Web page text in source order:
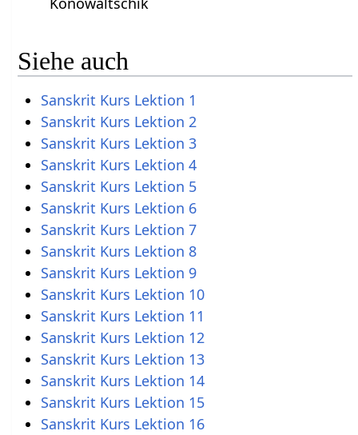
Siehe auch
Sanskrit Kurs Lektion 1
Sanskrit Kurs Lektion 2
Sanskrit Kurs Lektion 3
Sanskrit Kurs Lektion 4
Sanskrit Kurs Lektion 5
Sanskrit Kurs Lektion 6
Sanskrit Kurs Lektion 7
Sanskrit Kurs Lektion 8
Sanskrit Kurs Lektion 9
Sanskrit Kurs Lektion 10
Sanskrit Kurs Lektion 11
Sanskrit Kurs Lektion 12
Sanskrit Kurs Lektion 13
Sanskrit Kurs Lektion 14
Sanskrit Kurs Lektion 15
Sanskrit Kurs Lektion 16